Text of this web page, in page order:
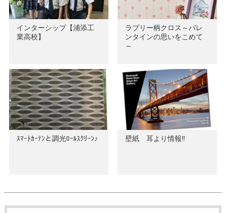
インターシップ【浦添工
業高校】
ラブリー柄クロス～バレ
ンタインの思いをこめて
～
ｽﾏｰﾄｶｰﾃﾝと調光ﾛｰﾙｽｸﾘｰﾝ♪ 壁紙 耳より情報‼